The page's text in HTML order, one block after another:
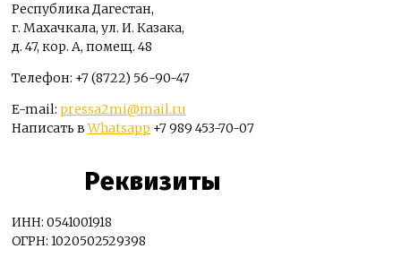
Республика Дагестан,
г. Махачкала, ул. И. Казака,
д. 47, кор. А, помещ. 48
Телефон: +7 (8722) 56-90-47
E-mail: pressa2mi@mail.ru
Написать вWhatsapp +7 989 453-70-07
Реквизиты
ИНН: 0541001918
ОГРН: 1020502529398